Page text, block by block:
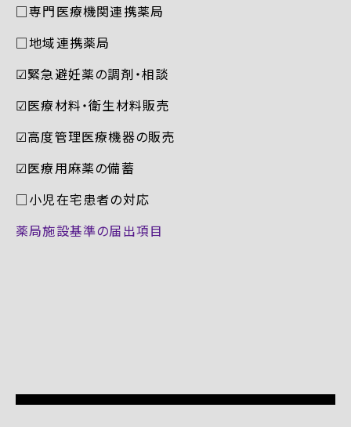
□専門医療機関連携薬局
□地域連携薬局
☑︎緊急避妊薬の調剤・相談
☑︎医療材料・衛生材料販売
☑︎高度管理医療機器の販売
☑︎医療用麻薬の備蓄
□小児在宅患者の対応
薬局施設基準の届出項目